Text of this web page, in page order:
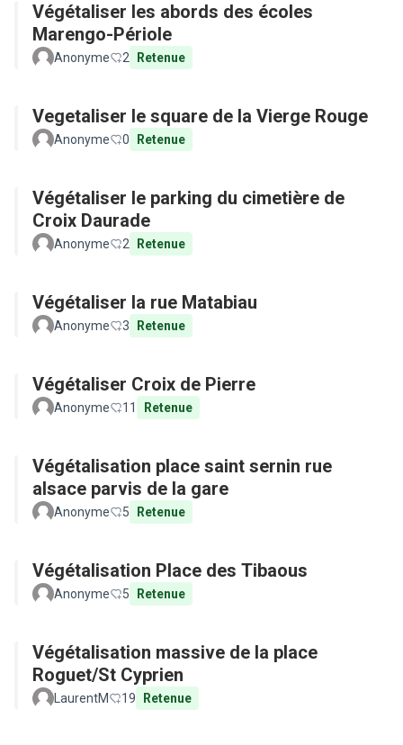
Végétaliser les abords des écoles
Marengo-Périole
Anonyme 2 Retenue
Vegetaliser le square de la Vierge Rouge
Anonyme 0 Retenue
Végétaliser le parking du cimetière de
Croix Daurade
Anonyme 2 Retenue
Végétaliser la rue Matabiau
Anonyme 3 Retenue
Végétaliser Croix de Pierre
Anonyme 11 Retenue
Végétalisation place saint sernin rue
alsace parvis de la gare
Anonyme 5 Retenue
Végétalisation Place des Tibaous
Anonyme 5 Retenue
Végétalisation massive de la place
Roguet/St Cyprien
LaurentM 19 Retenue